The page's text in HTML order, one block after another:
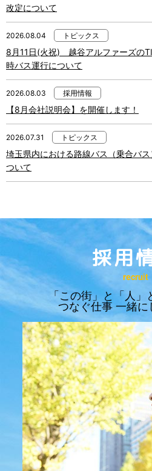
改定について
2026.08.04 トピックス
8月11日(火祝) 越谷アルファーズの
時バス運行について
2026.08.03 採用情報
【8月会社説明会】を開催します！
2026.07.31 トピックス
埼玉県内における路線バス（乗合バ
ついて
採用
recruit
「この街」と「人
つなぐ仕事一緒に